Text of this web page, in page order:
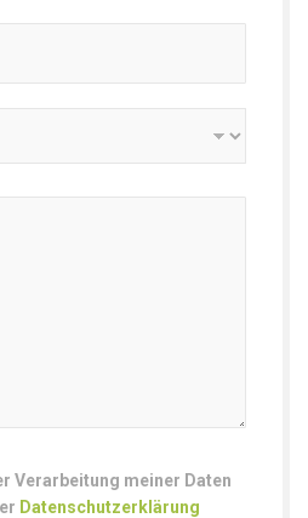
Verarbeitung meiner Daten
Datenschutzerklärung